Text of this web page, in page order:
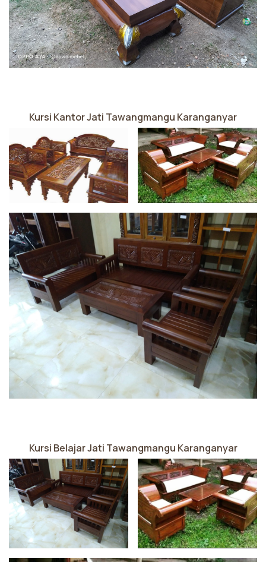
Kursi Kantor Jati Tawangmangu Karanganyar
Kursi Belajar Jati Tawangmangu Karanganyar